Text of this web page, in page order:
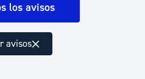
los avisos
avisos